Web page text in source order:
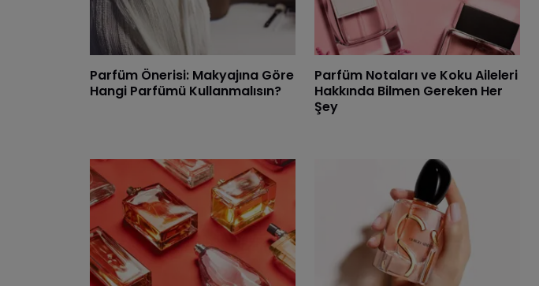
Parfüm Önerisi: Makyajına Göre
Hangi Parfümü Kullanmalısın?
Parfüm Notaları ve Koku Aileleri
Hakkında Bilmen Gereken Her
Şey